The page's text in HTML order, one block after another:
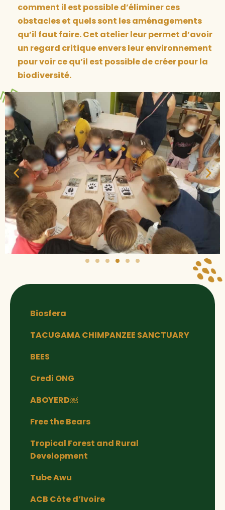
Biosfera
TACUGAMA CHIMPANZEE SANCTUARY
BEES
Credi ONG
ABOYERD￼
Free the Bears
Tropical Forest and Rural
Development
Tube Awu
ACB Côte d’Ivoire
comment il est possible d’éliminer ces
obstacles et quels sont les aménagements
qu’il faut faire. Cet atelier leur permet d’avoir
un regard critique envers leur environnement
pour voir ce qu’il est possible de créer pour la
biodiversité.